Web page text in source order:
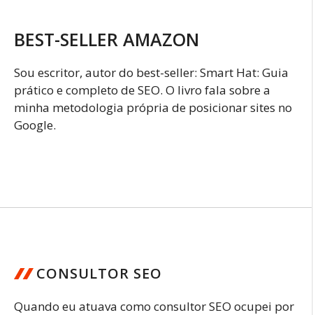
BEST-SELLER AMAZON
Sou escritor, autor do best-seller: Smart Hat: Guia
prático e completo de SEO. O livro fala sobre a
minha metodologia própria de posicionar sites no
Google.
CONSULTOR SEO
Quando eu atuava como consultor SEO ocupei por